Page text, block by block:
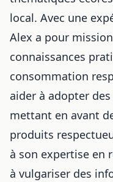
local. Avec une
Alex a pour
connaissances
consommation
aider à adopter
mettant en avant
produits
à son expertise en
à vulgariser des